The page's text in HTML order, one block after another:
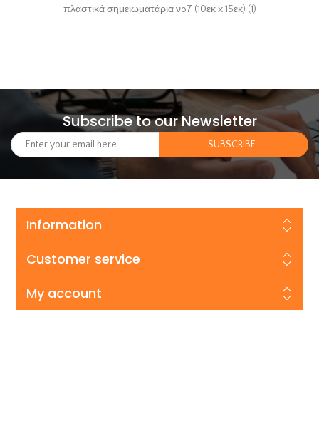
πλαστικά σημειωματάρια νo7 (10εκ x 15εκ) (1)
Subscribe to our Newsletter
Information
Customer service
My account